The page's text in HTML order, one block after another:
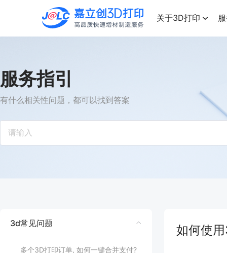
高品质快速增材制造服务
关于3D打印
服务指引
有什么相关性问题，都可以找到答案
3d常见问题
多个3D打印订单, 如何一键合并支付?
如何使